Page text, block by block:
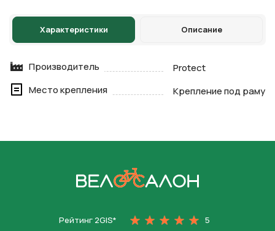
Характеристики Описание
Производитель
Protect
Место крепления
Крепление под раму
Рейтинг 2GIS*
5